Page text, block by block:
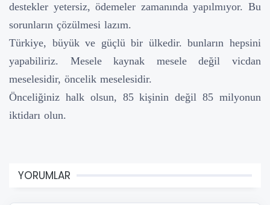
destekler yetersiz, ödemeler zamanında yapılmıyor. Bu
sorunların çözülmesi lazım.
Türkiye, büyük ve güçlü bir ülkedir. bunların hepsini
yapabiliriz. Mesele kaynak mesele değil vicdan
meselesidir, öncelik meselesidir.
Önceliğiniz halk olsun, 85 kişinin değil 85 milyonun
iktidarı olun.
YORUMLAR